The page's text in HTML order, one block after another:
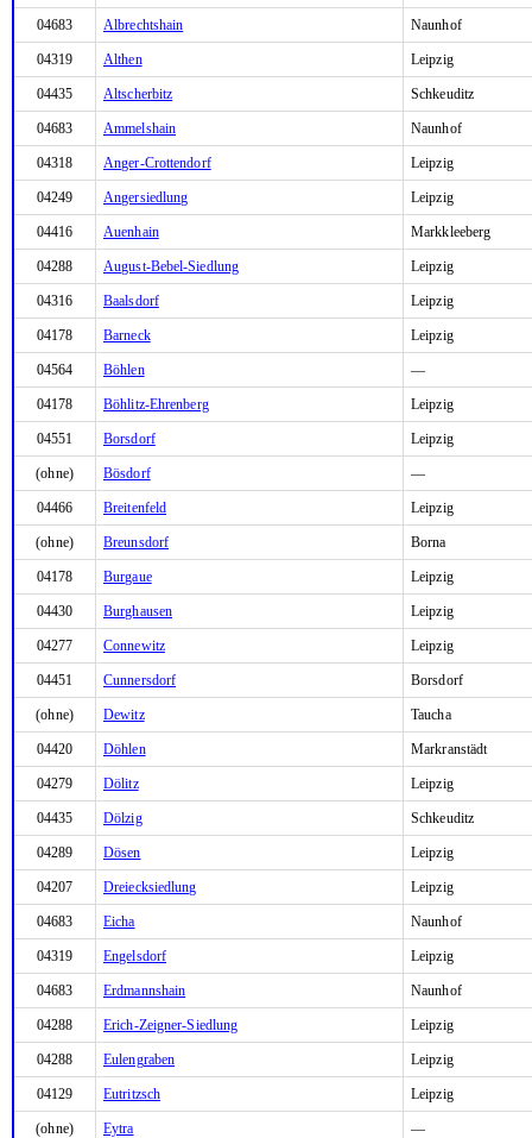
04683 Albrechtshain Naunhof
04319 Althen Leipzig
04435 Altscherbitz Schkeuditz
04683 Ammelshain Naunhof
04318 Anger-Crottendorf Leipzig
04249 Angersiedlung Leipzig
04416 Auenhain Markkleeberg
04288 August-Bebel-Siedlung Leipzig
04316 Baalsdorf Leipzig
04178 Barneck Leipzig
04564 Böhlen —
04178 Böhlitz-Ehrenberg Leipzig
04551 Borsdorf Leipzig
(ohne) Bösdorf —
04466 Breitenfeld Leipzig
(ohne) Breunsdorf Borna
04178 Burgaue Leipzig
04430 Burghausen Leipzig
04277 Connewitz Leipzig
04451 Cunnersdorf Borsdorf
(ohne) Dewitz Taucha
04420 Döhlen Markranstädt
04279 Dölitz Leipzig
04435 Dölzig Schkeuditz
04289 Dösen Leipzig
04207 Dreiecksiedlung Leipzig
04683 Eicha Naunhof
04319 Engelsdorf Leipzig
04683 Erdmannshain Naunhof
04288 Erich-Zeigner-Siedlung Leipzig
04288 Eulengraben Leipzig
04129 Eutritzsch Leipzig
(ohne) Eytra —